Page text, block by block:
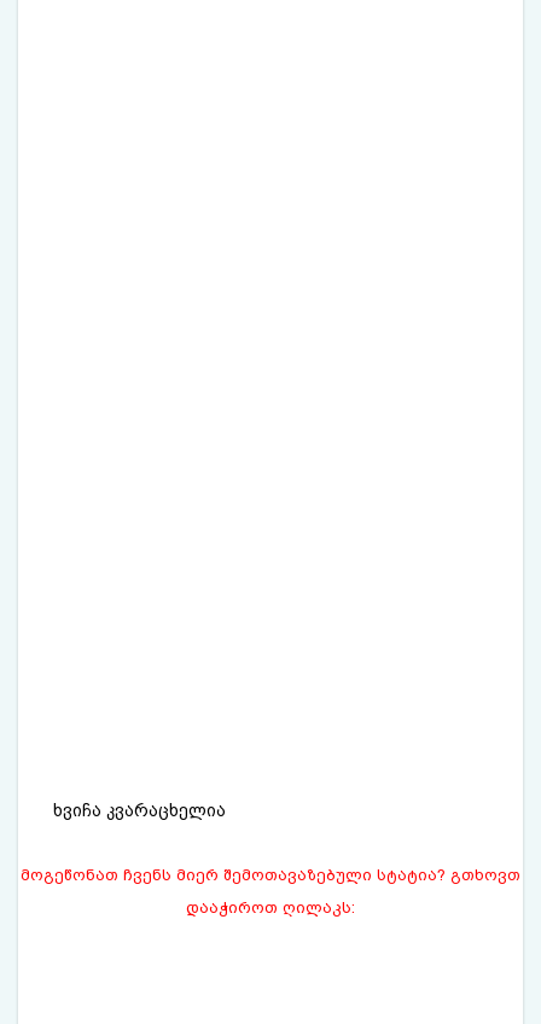
ხვიჩა კვარაცხელია
მოგეწონათ ჩვენს მიერ შემოთავაზებული სტატია? გთხოვთ
დააჭიროთ ღილაკს: